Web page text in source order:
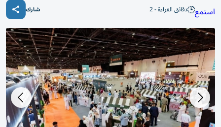
استمع دقائق القراءة - 2 شارك